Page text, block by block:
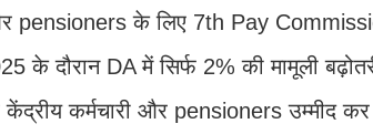
pensioners के लिए 7th Pay
के दौरान DA में सिर्फ 2% की मामूली
कर्मचारी और pensioners उम्मीद